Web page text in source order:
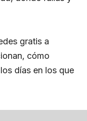
gratis a
cómo
días en los que